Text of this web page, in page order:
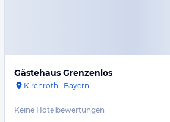
Gästehaus Grenzenlos
Kirchroth · Bayern
Keine Hotelbewertungen